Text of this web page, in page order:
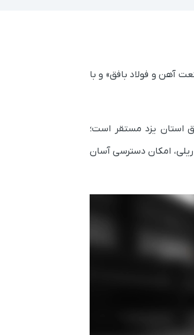
و صنعت آهن و فولاد بافق» و با
استان یزد مستقر است؛
امکان دسترسی آسان